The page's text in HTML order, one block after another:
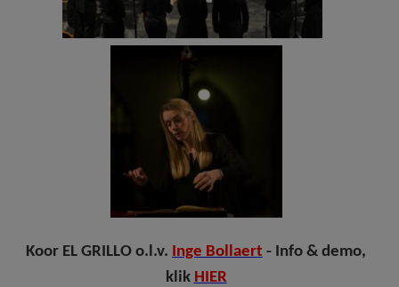
Koor EL GRILLO o.l.v. Inge Bollaert - Info & demo,
klik HIER